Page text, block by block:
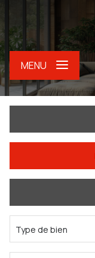
MENU
Du neuf
De l'immo pro
Type de bien